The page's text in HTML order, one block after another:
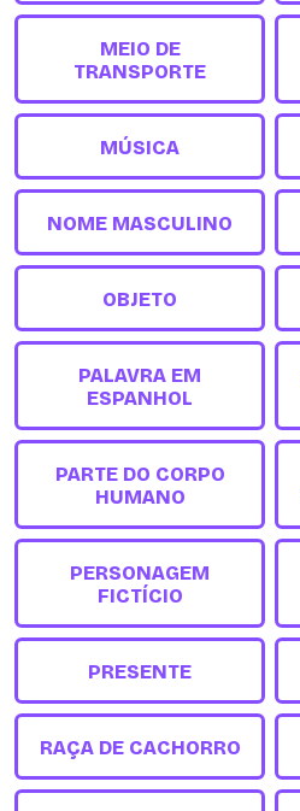
MEIO DE
TRANSPORTE
MÚSICA
NOME MASCULINO
OBJETO
PALAVRA EM
ESPANHOL
PARTE DO CORPO
HUMANO
PERSONAGEM
FICTÍCIO
PRESENTE
RAÇA DE CACHORRO